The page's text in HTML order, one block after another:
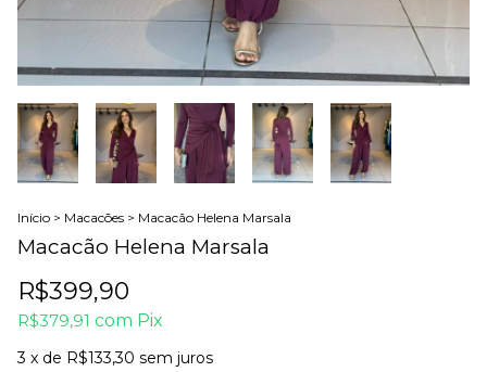
Início > Macacões > Macacão Helena Marsala
Macacão Helena Marsala
R$399,90
R$379,91 com Pix
3 x de R$133,30 sem juros